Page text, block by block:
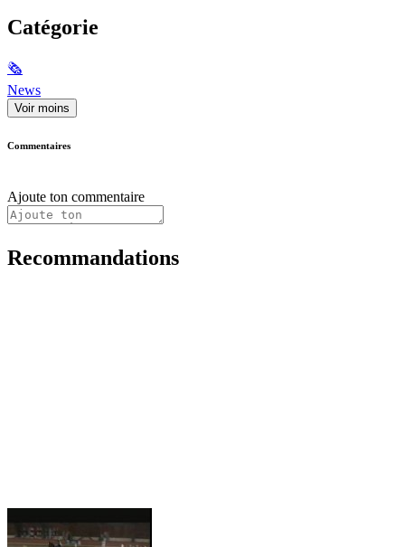
Catégorie
🗞
News
Voir moins
Commentaires
Ajoute ton commentaire
Recommandations